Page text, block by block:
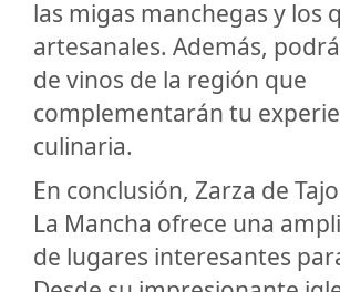
las migas manchegas y los
artesanales. Además,
de vinos de la región que
complementarán tu
culinaria.
En conclusión, Zarza de
La Mancha ofrece una
de lugares interesantes